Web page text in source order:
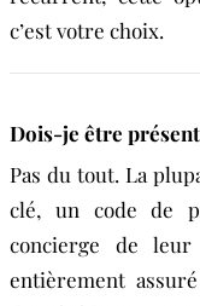
c’est votre choix.
Dois-je être
Pas du tout. La
clé, un code de
concierge de leur
entièrement